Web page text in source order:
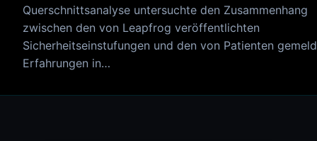
Querschnittsanalyse untersuchte den Zusammenhang
zwischen den von Leapfrog veröffentlichten
Sicherheitseinstufungen und den von Patienten
Erfahrungen in…